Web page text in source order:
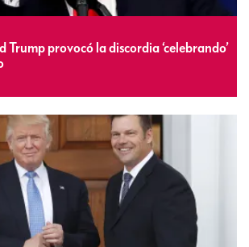
Trump provocó la discordia ‘celebrando’